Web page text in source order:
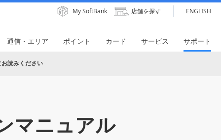
My SoftBank 店舗を探す ENGLISH
通信・エリア ポイント カード サービス サポート
お読みください
マニュアル